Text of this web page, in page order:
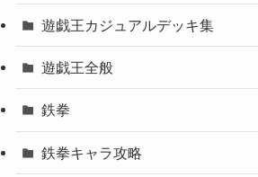
遊戯王カジュアルデッキ集
遊戯王全般
鉄拳
鉄拳キャラ攻略